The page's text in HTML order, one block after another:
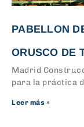
PABELLON
ORUSCO DE
Madrid
para la práctica
Leer más »